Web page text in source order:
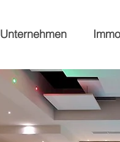
Unternehmen